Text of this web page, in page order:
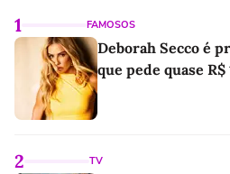
1 FAMOSOS
Deborah Secco é
que pede quase
2 TV